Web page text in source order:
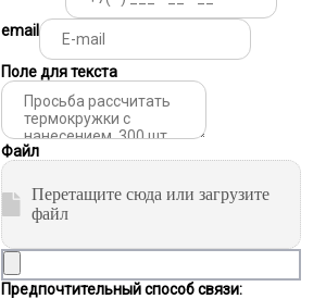
email
Поле для текста
Файл
Перетащите сюда или загрузите
файл
Предпочтительный способ связи: